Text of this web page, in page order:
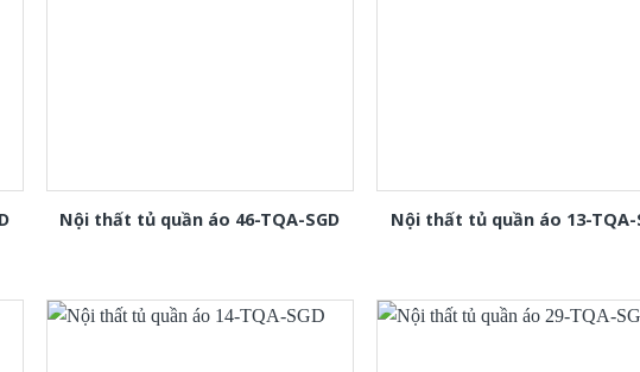
Nội thất tủ quần áo 46-TQA-SGD Nội thất tủ quần áo 13-TQA-